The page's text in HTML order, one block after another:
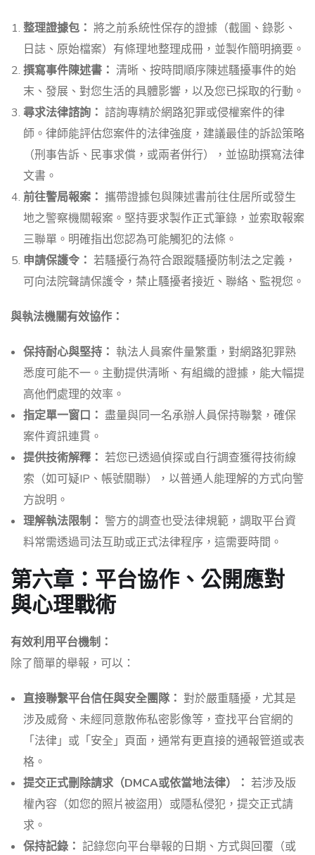
整理證據包： 將之前系統性保存的證據（截圖、錄影、
日誌、原始檔案）有條理地整理成冊，並製作簡明摘要。
撰寫事件陳述書： 清晰、按時間順序陳述騷擾事件的始
末、發展、對您生活的具體影響，以及您已採取的行動。
尋求法律諮詢： 諮詢專精於網路犯罪或侵權案件的律
師。律師能評估您案件的法律強度，建議最佳的訴訟策略
（刑事告訴、民事求償，或兩者併行），並協助撰寫法律
文書。
前往警局報案： 攜帶證據包與陳述書前往住居所或發生
地之警察機關報案。堅持要求製作正式筆錄，並索取報案
三聯單。明確指出您認為可能觸犯的法條。
申請保護令： 若騷擾行為符合跟蹤騷擾防制法之定義，
可向法院聲請保護令，禁止騷擾者接近、聯絡、監視您。
與執法機關有效協作：
保持耐心與堅持： 執法人員案件量繁重，對網路犯罪熟
悉度可能不一。主動提供清晰、有組織的證據，能大幅提
高他們處理的效率。
指定單一窗口： 盡量與同一名承辦人員保持聯繫，確保
案件資訊連貫。
提供技術解釋： 若您已透過偵探或自行調查獲得技術線
索（如可疑IP、帳號關聯），以普通人能理解的方式向警
方說明。
理解執法限制： 警方的調查也受法律規範，調取平台資
料常需透過司法互助或正式法律程序，這需要時間。
第六章：平台協作、公開應對
與心理戰術
有效利用平台機制：
除了簡單的舉報，可以：
直接聯繫平台信任與安全團隊： 對於嚴重騷擾，尤其是
涉及威脅、未經同意散佈私密影像等，查找平台官網的
「法律」或「安全」頁面，通常有更直接的通報管道或表
格。
提交正式刪除請求（DMCA或依當地法律）： 若涉及版
權內容（如您的照片被盜用）或隱私侵犯，提交正式請
求。
保持記錄： 記錄您向平台舉報的日期、方式與回覆（或